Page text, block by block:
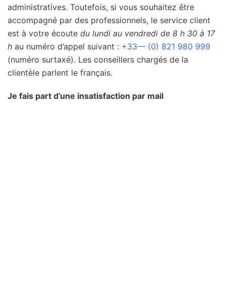
administratives. Toutefois, si vous souhaitez être
accompagné par des professionnels, le service client
est à votre écoute du lundi au vendredi de 8 h 30 à 17
h au numéro d’appel suivant : +33— (0) 821 980 999
(numéro surtaxé). Les conseillers chargés de la
clientèle parlent le français.
Je fais part d’une insatisfaction par mail